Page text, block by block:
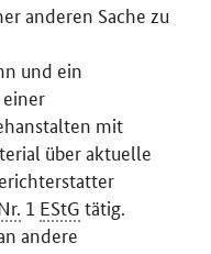
anderen Sache zu
und ein
mit
über aktuelle
1 EStG tätig.
andere